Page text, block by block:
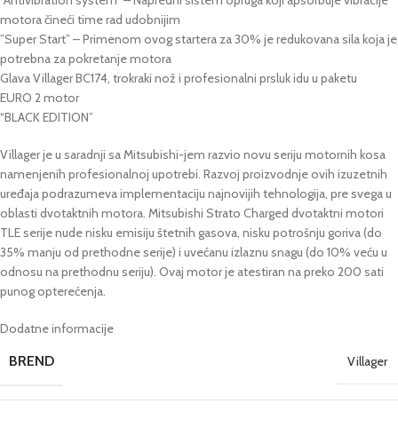
motora čineći time rad udobnijim
”Super Start” – Primenom ovog startera za 30% je redukovana sila koja je
potrebna za pokretanje motora
Glava Villager BC174, trokraki nož i profesionalni prsluk idu u paketu
EURO 2 motor
“BLACK EDITION”
Villager je u saradnji sa Mitsubishi-jem razvio novu seriju motornih kosa
namenjenih profesionalnoj upotrebi. Razvoj proizvodnje ovih izuzetnih
uređaja podrazumeva implementaciju najnovijih tehnologija, pre svega u
oblasti dvotaktnih motora. Mitsubishi Strato Charged dvotaktni motori
TLE serije nude nisku emisiju štetnih gasova, nisku potrošnju goriva (do
35% manju od prethodne serije) i uvećanu izlaznu snagu (do 10% veću u
odnosu na prethodnu seriju). Ovaj motor je atestiran na preko 200 sati
punog opterećenja.
Dodatne informacije
BREND Villager